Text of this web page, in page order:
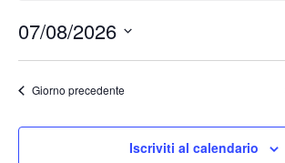
Agosto,
2026
07/08/2026
data.
Giorno precedente
Iscriviti al calendario